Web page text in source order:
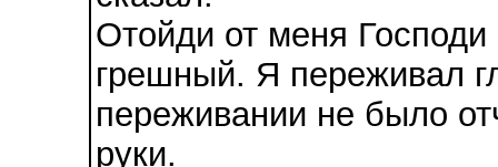
Отойди от меня
грешный. Я переживал
переживании не было
руки.